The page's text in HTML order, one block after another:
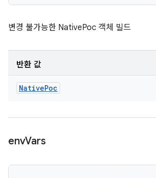
변경 불가능한 NativePoc 객체 빌드
반환 값
NativePoc
envVars